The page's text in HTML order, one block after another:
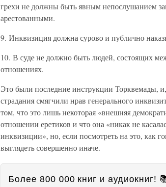
грехи не должны быть явным непослушанием
арестованными.
9. Инквизиция должна сурово и публично
10. В суде не должно быть людей, состоящих
отношениях.
Это были последние инструкции Торквемады,
страдания смягчили нрав генерального
том, что это лишь некоторая «внешняя
отношении еретиков и что она «никак не
инквизиции», но, если посмотреть на это, как
выглядеть совершенно иначе.
Более 800 000 книг и аудиокниг!